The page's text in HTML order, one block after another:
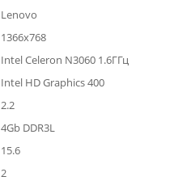
Lenovo
1366x768
Intel Celeron N3060 1.6ГГц
Intel HD Graphics 400
2.2
4Gb DDR3L
15.6
2